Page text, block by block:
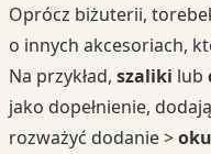
Oprócz biżuterii,
o innych akcesoriach,
Na przykład, szaliki lub
jako dopełnienie,
rozważyć dodanie >